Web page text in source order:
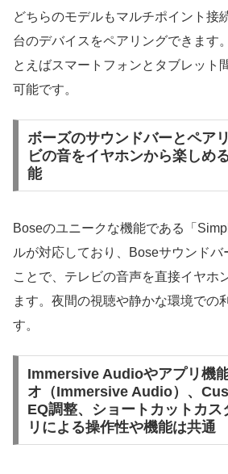
どちらのモデルもマルチポイント接
台のデバイスをペアリングできます
とえばスマートフォンとタブレット
可能です。
ボーズのサウンドバーとペア
ビの音をイヤホンから楽しめ
能
Boseのユニークな機能である「
ルが対応しており、Boseサウンドバ
ことで、テレビの音声を直接イヤホ
ます。夜間の視聴や静かな環境での
す。
Immersive Audioやアプリ機
オ（Immersive Audio）、
EQ調整、ショートカットカス
リによる操作性や機能は共通